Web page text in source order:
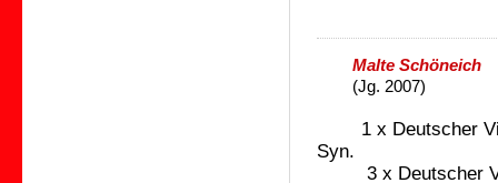
Malte Schöneich
(Jg. 2007)
1 x Deutscher
Syn.
3 x Deutscher